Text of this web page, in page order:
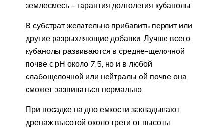
землесмесь – гарантия долголетия кубанолы.
В субстрат желательно прибавить перлит или
другие разрыхляющие добавки. Лучше всего
кубанолы развиваются в средне-щелочной
почве с рН около 7,5, но и в любой
слабощелочной или нейтральной почве она
сможет развиваться нормально.
При посадке на дно емкости закладывают
дренаж высотой около трети от высоты